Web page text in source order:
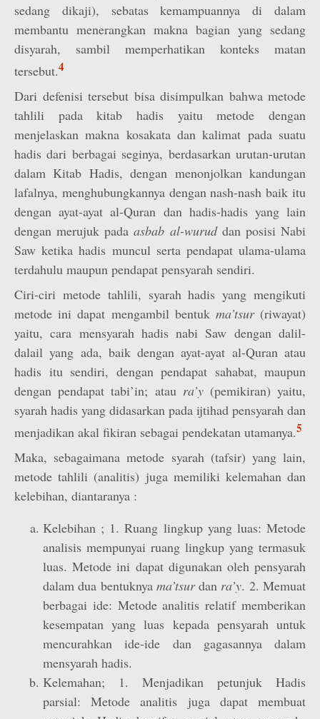
sedang dikaji), sebatas kemampuannya di dalam
membantu menerangkan makna bagian yang sedang
disyarah, sambil memperhatikan konteks matan
tersebut.4
Dari defenisi tersebut bisa disimpulkan bahwa metode
tahlili pada kitab hadis yaitu metode dengan
menjelaskan makna kosakata dan kalimat pada suatu
hadis dari berbagai seginya, berdasarkan urutan-urutan
dalam Kitab Hadis, dengan menonjolkan kandungan
lafalnya, menghubungkannya dengan nash-nash baik itu
dengan ayat-ayat al-Quran dan hadis-hadis yang lain
dengan merujuk padaasbab al-wuruddan posisi Nabi
Saw ketika hadis muncul serta pendapat ulama-ulama
terdahulu maupun pendapat pensyarah sendiri.
Ciri-ciri metode tahlili, syarah hadis yang mengikuti
metode ini dapat mengambil bentuk ma’tsur(riwayat)
yaitu, cara mensyarah hadis nabi Saw dengan dalil-
dalail yang ada, baik dengan ayat-ayat al-Quran atau
hadis itu sendiri, dengan pendapat sahabat, maupun
dengan pendapat tabi’in; atau ra’y(pemikiran) yaitu,
syarah hadis yang didasarkan pada ijtihad pensyarah dan
menjadikan akal fikiran sebagai pendekatan utamanya.5
Maka, sebagaimana metode syarah (tafsir) yang lain,
metode tahlili (analitis) juga memiliki kelemahan dan
kelebihan, diantaranya :
Kelebihan ; 1. Ruang lingkup yang luas: Metode
analisis mempunyai ruang lingkup yang termasuk
luas. Metode ini dapat digunakan oleh pensyarah
dalam dua bentuknya ma’tsurdan ra’y. 2. Memuat
berbagai ide: Metode analitis relatif memberikan
kesempatan yang luas kepada pensyarah untuk
mencurahkan ide-ide dan gagasannya dalam
mensyarah hadis.
Kelemahan; 1. Menjadikan petunjuk Hadis
parsial: Metode analitis juga dapat membuat